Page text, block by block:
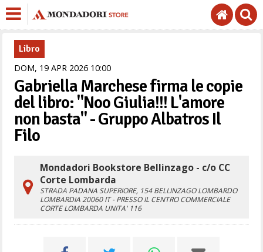
Libro
DOM, 19 APR 2026 1000
Gabriella Marchese firma le copie
del libro: "Noo Giulia!!! L'amore
non basta" - Gruppo Albatros Il
Filo
Mondadori Bookstore Bellinzago - c/o CC
Corte Lombarda
STRADA PADANA SUPERIORE, 154BELLINZAGO LOMBARDO
LOMBARDIA 20060 IT - PRESSO IL CENTRO COMMERCIALE
CORTE LOMBARDA UNITA' 116